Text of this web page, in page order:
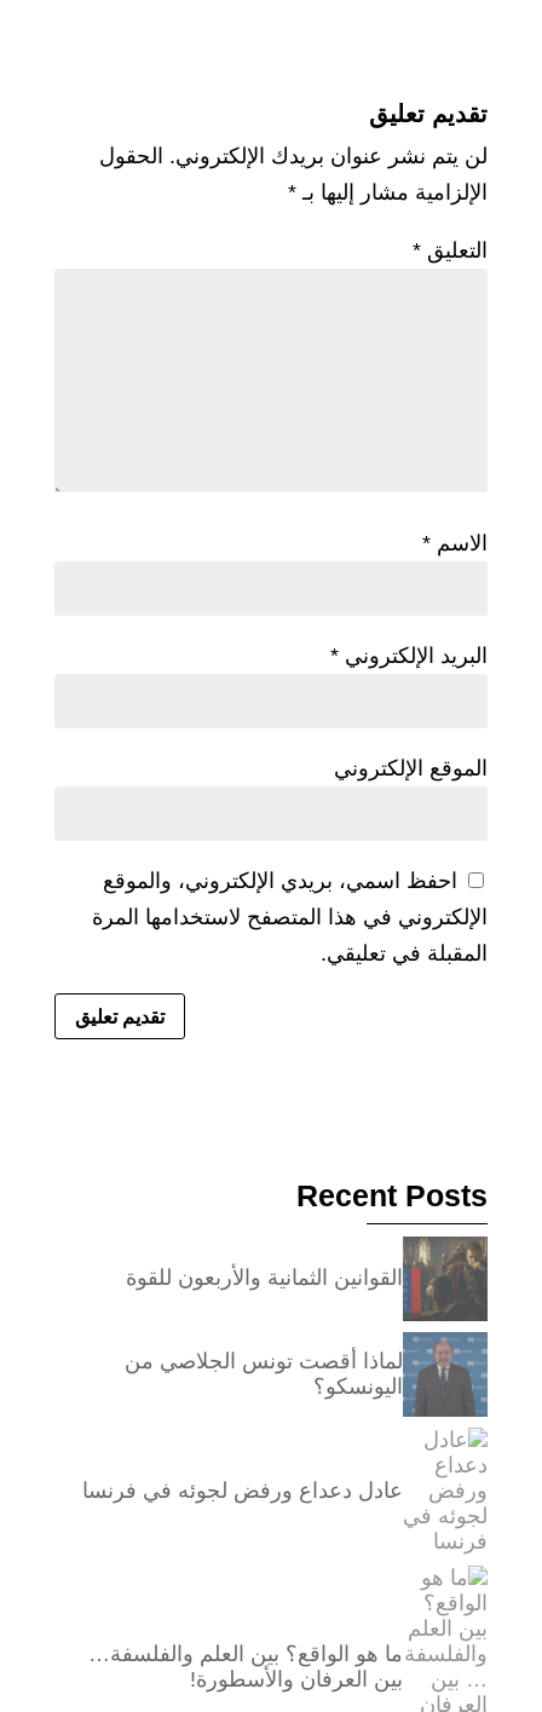
تقديم تعليق
لن يتم نشر عنوان بريدك الإلكتروني. الحقول
الإلزامية مشار إليها بـ *
التعليق *
الاسم *
البريد الإلكتروني *
الموقع الإلكتروني
احفظ اسمي، بريدي الإلكتروني، والموقع
الإلكتروني في هذا المتصفح لاستخدامها المرة
المقبلة في تعليقي.
Recent Posts
القوانين الثمانية والأربعون للقوة
لماذا أقصت تونس الجلاصي من
اليونسكو؟
عادل دعداع ورفض لجوئه في فرنسا
ما هو الواقع؟ بين العلم والفلسفة…
بين العرفان والأسطورة!